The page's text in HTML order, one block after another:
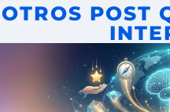
OTROS POST